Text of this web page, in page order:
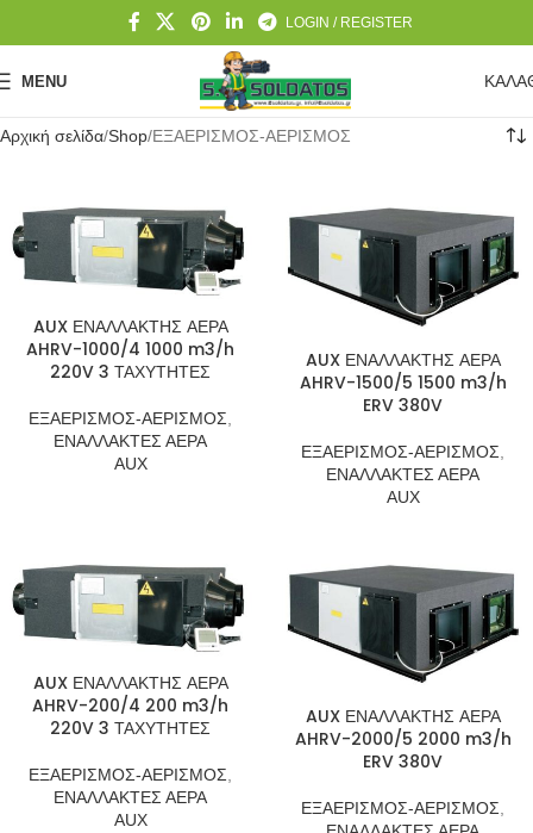
LOGIN / REGISTER
MENU
Αρχική σελίδα Shop ΕΞΑΕΡΙΣΜΟΣ-ΑΕΡΙΣΜΟΣ
AUX ΕΝΑΛΛΑΚΤΗΣ ΑΕΡΑ
AHRV-1000/4 1000 m3/h
220V 3 ΤΑΧΥΤΗΤΕΣ
ΕΞΑΕΡΙΣΜΟΣ-ΑΕΡΙΣΜΟΣ
ΕΝΑΛΛΑΚΤΕΣ ΑΕΡΑ
AUX
AUX ΕΝΑΛΛΑΚΤΗΣ ΑΕΡΑ
AHRV-1500/5 1500 m3/h
ERV 380V
ΕΞΑΕΡΙΣΜΟΣ-ΑΕΡΙΣΜΟΣ
ΕΝΑΛΛΑΚΤΕΣ ΑΕΡΑ
AUX
AUX ΕΝΑΛΛΑΚΤΗΣ ΑΕΡΑ
AHRV-200/4 200 m3/h
220V 3 ΤΑΧΥΤΗΤΕΣ
ΕΞΑΕΡΙΣΜΟΣ-ΑΕΡΙΣΜΟΣ,
ΕΝΑΛΛΑΚΤΕΣ ΑΕΡΑ
AUX
AUX ΕΝΑΛΛΑΚΤΗΣ ΑΕΡΑ
AHRV-2000/5 2000 m3/h
ERV 380V
ΕΞΑΕΡΙΣΜΟΣ-ΑΕΡΙΣΜΟΣ,